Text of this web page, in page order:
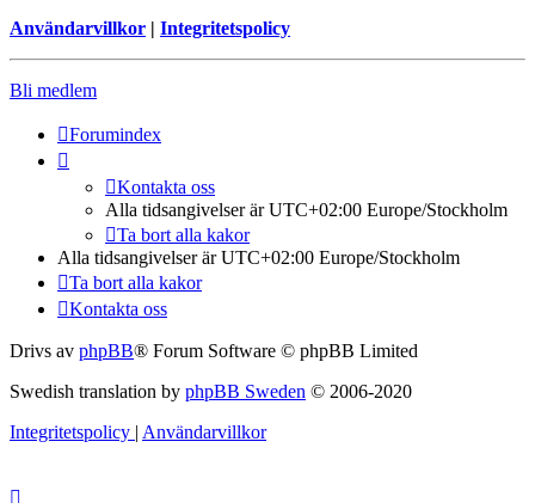
Användarvillkor | Integritetspolicy
Bli medlem
Forumindex
Kontakta oss
Alla tidsangivelser är UTC+02:00 Europe/Stockholm
Ta bort alla kakor
Alla tidsangivelser är UTC+02:00 Europe/Stockholm
Ta bort alla kakor
Kontakta oss
Drivs av phpBB® Forum Software © phpBB Limited
Swedish translation by phpBB Sweden © 2006-2020
Integritetspolicy | Användarvillkor